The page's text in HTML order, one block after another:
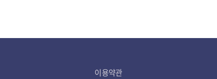
이용약관